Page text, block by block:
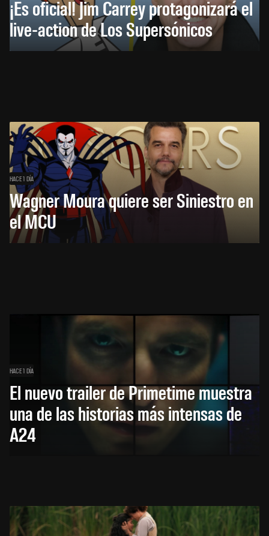
¡Es oficial! Jim Carrey protagonizará el
live-action de Los Supersónicos
HACE 1 DÍA
Wagner Moura quiere ser Siniestro en
el MCU
HACE 1 DÍA
El nuevo trailer de Primetime muestra
una de las historias más intensas de
A24